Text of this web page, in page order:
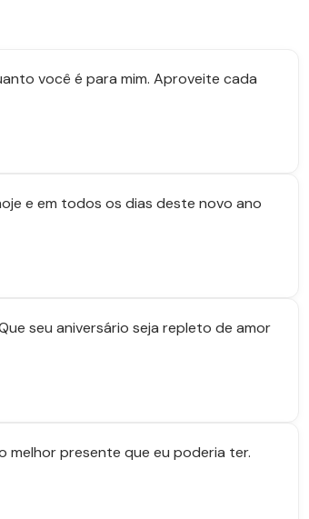
você é para mim. Aproveite cada
e em todos os dias deste novo ano
seu aniversário seja repleto de amor
melhor presente que eu poderia ter.